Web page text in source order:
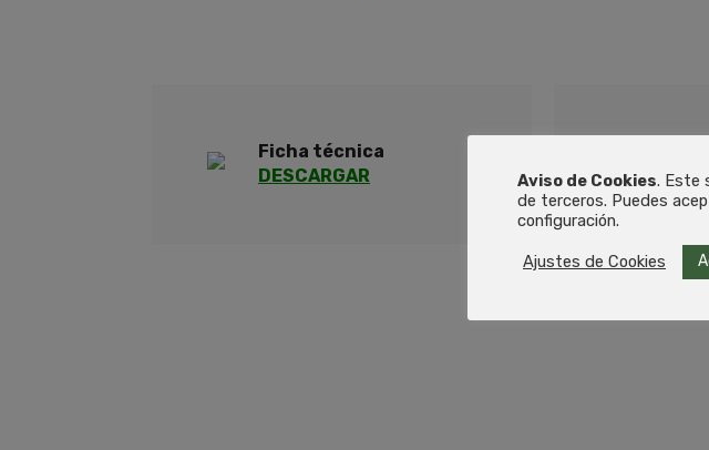
Ficha técnica
DESCARGAR
Aviso de Cookies. Este
de terceros. Puedes
configuración.
Ajustes de Cookies